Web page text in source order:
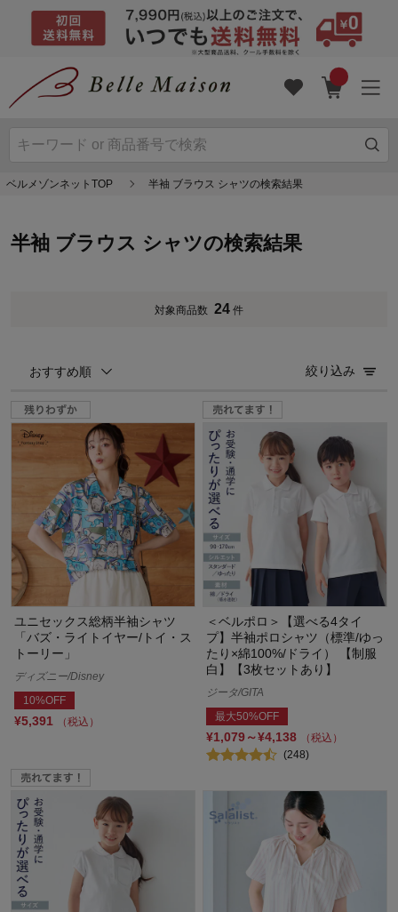
ベルメゾンネットTOP 半袖 ブラウス シャツの検索結果
半袖 ブラウス シャツの検索結果
対象商品数 24 件
おすすめ順 絞り込み
ユニセックス総柄半袖シャツ
「バズ・ライトイヤー/トイ・ス
トーリー」
ディズニー/Disney
10%OFF
¥5,391 （税込）
＜ベルポロ＞【選べる4タイ
プ】半袖ポロシャツ（標準/ゆっ
たり×綿100%/ドライ） 【制服
白】【3枚セットあり】
ジータ/GITA
最大50%OFF
¥1,079～¥4,138
（税込）
(248)